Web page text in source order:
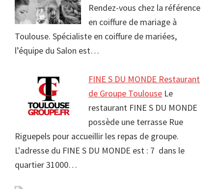
Rendez-vous chez la référence
en coiffure de mariage à
Toulouse. Spécialiste en coiffure de mariées,
l’équipe du Salon est…
FINE S DU MONDE Restaurant
de Groupe Toulouse Le
restaurant FINE S DU MONDE
possède une terrasse Rue
Riguepels pour accueillir les repas de groupe.
L'adresse du FINE S DU MONDE est : 7 dans le
quartier 31000…